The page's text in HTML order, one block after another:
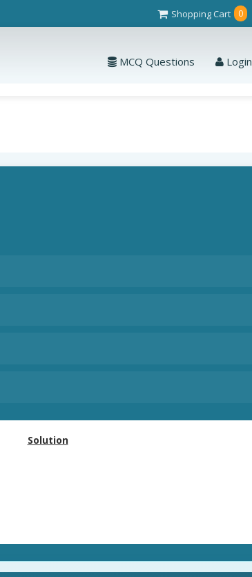
Shopping Cart 0
MCQ Questions Login
Solution